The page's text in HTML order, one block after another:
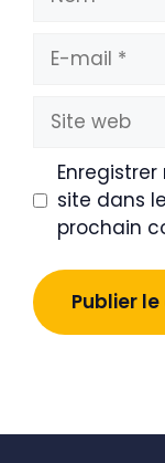
mail
Site
web
site dans
prochain